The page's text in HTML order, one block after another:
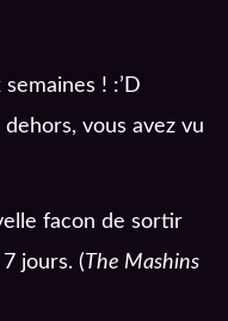
! :’D
vous avez vu
facon de sortir
jours. (The Mashins